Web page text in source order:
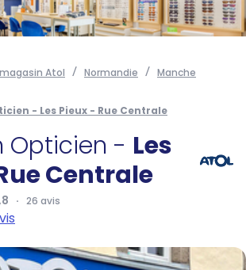
Atol Normandie
Manche
- Les Pieux - Rue Centrale
Opticien - Les
Centrale
26 avis